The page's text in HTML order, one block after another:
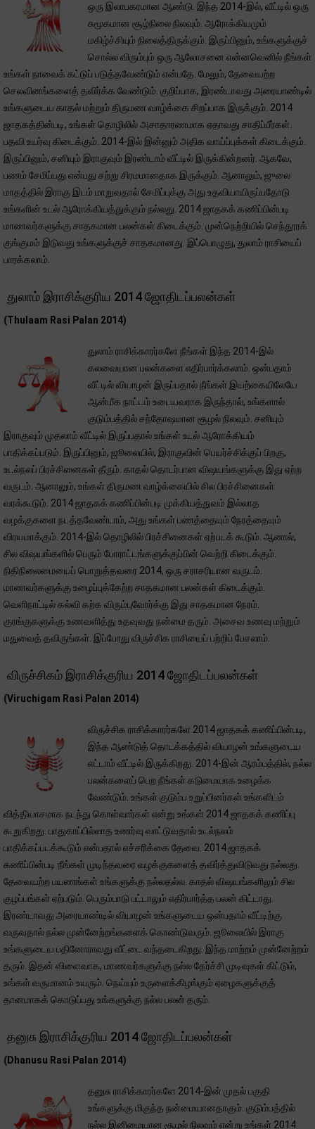
ஒரு இலாபகரமான ஆண்டு. இந்த 2014-இல், வீட்டில் ஒரு
சுமூகமான சூழ்நிலை நிலவும். ஆரோக்கியமும்
மகிழ்ச்சியும் நிலைத்திருக்கும். இருப்பினும், உங்களுக்குச்
சொல்ல விரும்பும் ஒரு ஆலோசனை என்னவெனில் நீங்கள்
உங்கள் நாவைக் கட்டுப் படுத்தவேண்டும் என்பதே. மேலும், தேவையற்ற
செலவினங்களைத் தவிர்க்க வேண்டும். குறிப்பாக, இரண்டாவது அரையாண்டில்
உங்களுடைய காதல் மற்றும் திருமண வாழ்க்கை சிறப்பாக இருக்கும். 2014
ஜாதகத்தின்படி, உங்கள் தொழிலில் அசாதாரணமாக ஏதாவது சாதிப்பீர்கள்.
பதவி உயர்வு கிடைக்கும். 2014-இல் இன்னும் அதிக வாய்ப்புக்கள் கிடைக்கும்.
இருப்பினும், சனியும் இராகுவும் இரண்டாம் வீட்டில் இருக்கின்றனர். ஆகவே,
பணம் சேமிப்பது என்பது சற்று சிரமமானதாக இருக்கும். ஆனாலும், ஜுலை
மாதத்தில் இராகு இடம் மாறுவதால் சேமிப்புக்கு அது உதவியாயிருப்பதோடு
உங்களின் உடல் ஆரோக்கியத்துக்கும் நல்லது. 2014 ஜாதகக் கணிப்பின்படி
மாணவர்களுக்கு சாதகமான பலன்கள் கிடைக்கும். முன்நெற்றியில் செந்தூரக்
குங்குமம் இடுவது உங்களுக்குச் சாதகமானது. இப்பொழுது, துலாம் ராசியைப்
பாரக்கலாம்.
துலாம் இராசிக்குரிய 2014 ஜோதிடப்பலன்கள்
(Thulaam Rasi Palan 2014)
துலாம் ராசிக்காரர்களே நீங்கள் இந்த 2014-இல்
கலவையான பலன்களை எதிர்பார்க்கலாம். ஒன்பதாம்
வீட்டில் வியாழன் இருப்பதால் நீங்கள் இயற்கையிலேயே
ஆன்மீக நாட்டம் உடையவராக இருந்தால், உங்களால்
குடும்பத்தில் சந்தோஷமான சூழல் நிலவும். சனியும்
இராகுவும் முதலாம் வீட்டில் இருப்பதால் உங்கள் உடல் ஆரோக்கியம்
பாதிக்கப்படும். இருப்பினும், ஜூலையில், இராகுவின் பெயர்ச்சிக்குப் பிறகு,
உடல்நலப் பிரச்சினைகள் தீரும். காதல் தொடர்பான விஷயங்களுக்கு இது ஏற்ற
வருடம். ஆனாலும், உங்கள் திருமண வாழ்க்கையில் சில பிரச்சினைகள்
வரக்கூடும். 2014 ஜாதகக் கணிப்பின்படி முக்கியத்துவம் இல்லாத
வழக்குகளை நடத்தவேண்டாம், அது உங்கள் பணத்தையும் நேரத்தையும்
விரயமாக்கும். 2014-இல் தொழிலில் பிரச்சினைகள் ஏற்படக் கூடும். ஆனால்,
சில விஷயங்களில் பெரும் போராட்டங்களுக்குப்பின் வெற்றி கிடைக்கும்.
நிதிநிலைமையைப் பொறுத்தவரை 2014, ஒரு சராசரியான வருடம்.
மாணவர்களுக்கு உழைப்புக்கேற்ற சாதகமான பலன்கள் கிடைக்கும்.
வெளிநாட்டில் கல்வி கற்க விரும்புவோர்க்கு இது சாதகமான நேரம்.
குரங்குகளுக்கு உணவளித்து உதவுவது நன்மை தரும். அசைவ உணவு மற்றும்
மதுவைத் தவிருங்கள். இப்போது விருச்சிக ராசியைப் பற்றிப் பேசலாம்.
விருச்சிகம் இராசிக்குரிய 2014 ஜோதிடப்பலன்கள்
(Viruchigam Rasi Palan 2014)
விருச்சிக ராசிக்காரர்களே 2014 ஜாதகக் கணிப்பின்படி,
இந்த ஆண்டுத் தொடக்கத்தில் வியாழன் உங்களுடைய
எட்டாம் வீட்டில் இருக்கிறது. 2014-இன் ஆரம்பத்தில், நல்ல
பலன்களைப் பெற நீங்கள் கடுமையாக உழைக்க
வேண்டும். உங்கள் குடும்ப உறுப்பினர்கள் உங்களிடம்
வித்தியாசமாக நடந்து கொள்வார்கள் என்று உங்கள் 2014 ஜாதகக் கணிப்பு
கூறுகிறது. பாதுகாப்பில்லாத உணர்வு வாட்டுவதால் உடல்நலம்
பாதிக்கப்படக்கூடும் என்பதால் எச்சரிக்கை தேவை. 2014 ஜாதகக்
கணிப்பின்படி நீங்கள் முடிந்தவரை வழக்குகளைத் தவிர்த்துவிடுவது நல்லது.
தேவையற்ற பயணங்கள் உங்களுக்கு நல்லதல்ல. காதல் விஷயங்களிலும் சில
குழப்பங்கள் ஏற்படும். பெரும்பாடு பட்டாலும் எதிர்பார்த்த பலன் கிட்டாது.
இரண்டாவது அரையாண்டில் வியாழன் உங்களுடைய ஒன்பதாம் வீட்டிற்கு
வருவதால் நல்ல முன்னேற்றங்களைக் கொண்டுவரும். ஜூலையில் இராகு
உங்களுடைய பதினோராவது வீட்டை வந்தடைகிறது. இந்த மாற்றம் முன்னேற்றம்
தரும். இதன் விளைவாக, மாணவர்களுக்கு நல்ல தேர்ச்சி முடிவுகள் கிட்டும்,
உங்கள் வருமானம் உயரும். நெய்யும் உருளைக்கிழங்கும் ஏழைகளுக்குத்
தானமாகக் கொடுப்பது உங்களுக்கு நல்ல பலன் தரும்.
தனுசு இராசிக்குரிய 2014 ஜோதிடப்பலன்கள்
(Dhanusu Rasi Palan 2014)
தனுசு ராசிக்காரர்களே 2014-இன் முதல் பகுதி
உங்களுக்கு மிகுந்த நன்மையானதாகும். குடும்பத்தில்
நல்ல இனிமையான சூழல் நிலவும் என்று உங்கள் 2014